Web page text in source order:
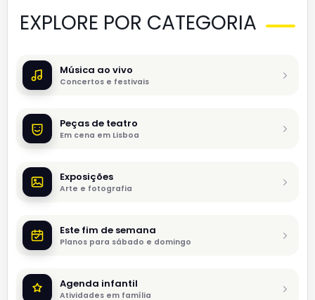
EXPLORE POR CATEGORIA
Música ao vivo
Concertos e festivais
Peças de teatro
Em cena em Lisboa
Exposições
Arte e fotografia
Este fim de semana
Planos para sábado e domingo
Agenda infantil
Atividades em família